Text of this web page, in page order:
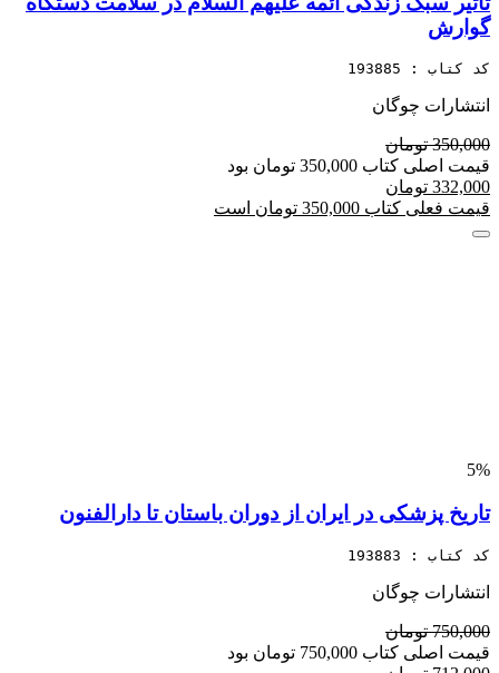
گوارش
کد کتاب : 193885
انتشارات چوگان
350,000 تومان
قیمت اصلی کتاب 350,000 تومان بود
332,000 تومان
قیمت فعلی کتاب 350,000 تومان است
5%
تاریخ پزشکی در ایران از دوران باستان تا دارالفنون
کد کتاب : 193883
انتشارات چوگان
750,000 تومان
قیمت اصلی کتاب 750,000 تومان بود